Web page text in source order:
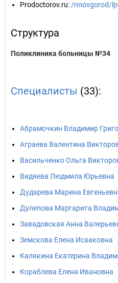
Prodoctorov.ru: /nnovgorod/
Структура
Поликлиника больницы №34
Специалисты (33):
Абрамочкин Владимир
Аграева Валентина
Васильченко Ольга
Видяева Людмила Юрьевна
Дударева Марина
Дулепова Маргарита
Завадовская Анна
Земскова Елена Исааковна
Калякина Екатерина
Кораблева Елена Ивановна